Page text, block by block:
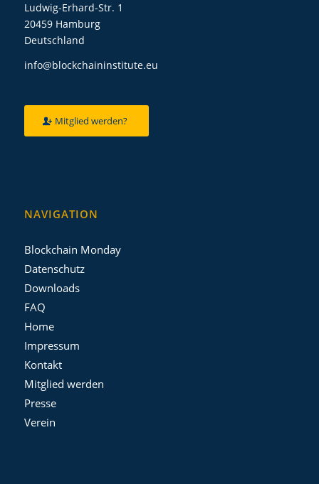
Ludwig-Erhard-Str. 1
20459 Hamburg
Deutschland
info@blockchaininstitute.eu
Mitglied werden?
NAVIGATION
Blockchain Monday
Datenschutz
Downloads
FAQ
Home
Impressum
Kontakt
Mitglied werden
Presse
Verein